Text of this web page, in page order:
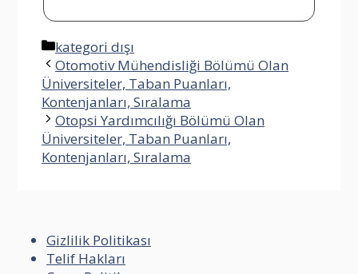
Kategoriler
kategori dışı
Otomotiv Mühendisliği Bölümü Olan
Üniversiteler, Taban Puanları,
Kontenjanları, Sıralama
Otopsi Yardımcılığı Bölümü Olan
Üniversiteler, Taban Puanları,
Kontenjanları, Sıralama
Gizlilik Politikası
Telif Hakları